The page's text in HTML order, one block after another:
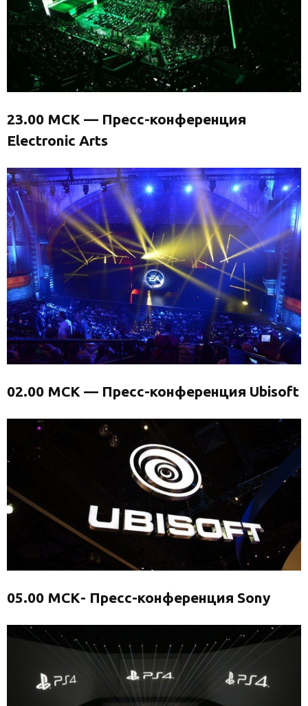
23.00 МСК — Пресс-конференция
Electronic Arts
02.00 МСК — Пресс-конференция Ubisoft
05.00 МСК- Пресс-конференция Sony